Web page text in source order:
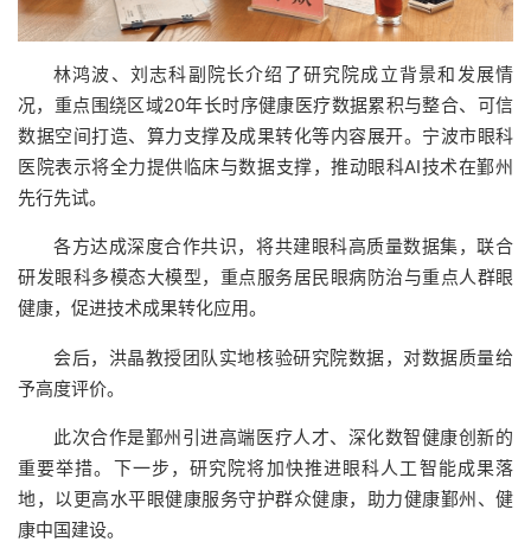
林鸿波、刘志科副院长介绍了研究院成立背景和发展情
况，重点围绕区域20年长时序健康医疗数据累积与整合、可信
数据空间打造、算力支撑及成果转化等内容展开。宁波市眼科
医院表示将全力提供临床与数据支撑，推动眼科AI技术在鄞州
先行先试。
各方达成深度合作共识，将共建眼科高质量数据集，联合
研发眼科多模态大模型，重点服务居民眼病防治与重点人群眼
健康，促进技术成果转化应用。
会后，洪晶教授团队实地核验研究院数据，对数据质量给
予高度评价。
此次合作是鄞州引进高端医疗人才、深化数智健康创新的
重要举措。下一步，研究院将加快推进眼科人工智能成果落
地，以更高水平眼健康服务守护群众健康，助力健康鄞州、健
康中国建设。